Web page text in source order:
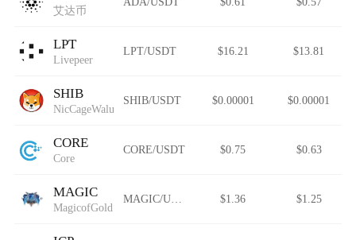
艾达币
LPT
Livepeer
LPT/USDT $16.21 $13.81
SHIB
NicCageWaluigiElmo42069Inu
SHIB/USDT $0.00001 $0.00001
CORE
Core
CORE/USDT $0.75 $0.63
MAGIC
MagicofGold
MAGIC/USDT $1.36 $1.25